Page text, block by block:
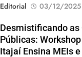
Editorial
03/12/2025
Desmistificando as
Públicas:
Itajaí Ensina MEIs e